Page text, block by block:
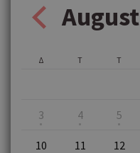
August
Δ Τ Τ
3 4 5
10 11 12